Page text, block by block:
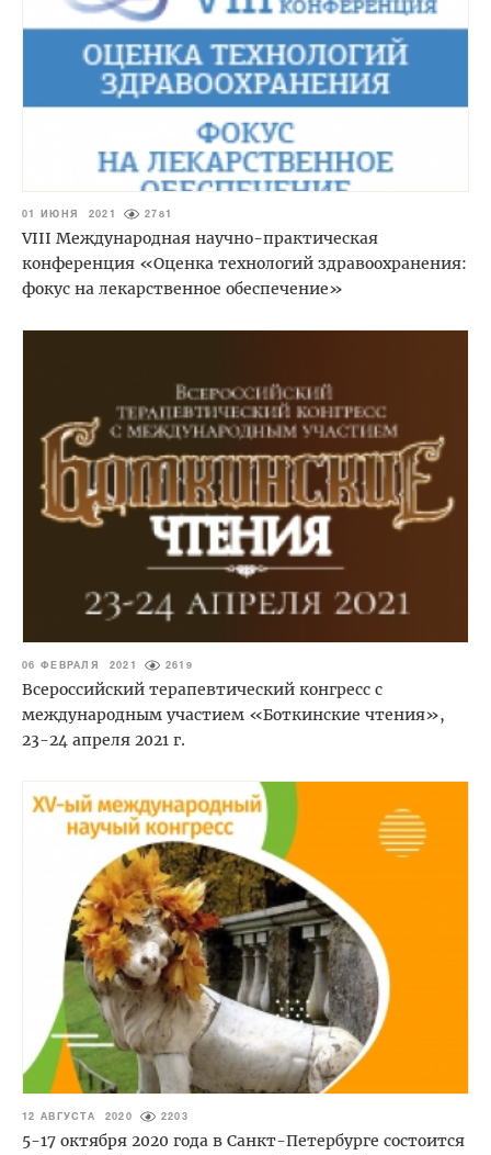
01 ИЮНЯ 2021 2781
VIII Международная научно-практическая
конференция «Оценка технологий здравоохранения:
фокус на лекарственное обеспечение»
06 ФЕВРАЛЯ 2021 2619
Всероссийский терапевтический конгресс с
международным участием «Боткинские чтения»,
23-24 апреля 2021 г.
12 АВГУСТА 2020 2203
5-17 октября 2020 года в Санкт-Петербурге состоится